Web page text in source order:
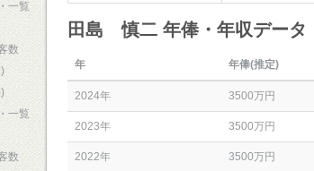
一覧
数
一覧
数
田島 慎二 年俸・年収データ
年 年俸(推定)
2024年 3500万円
2023年 3500万円
2022年 3500万円